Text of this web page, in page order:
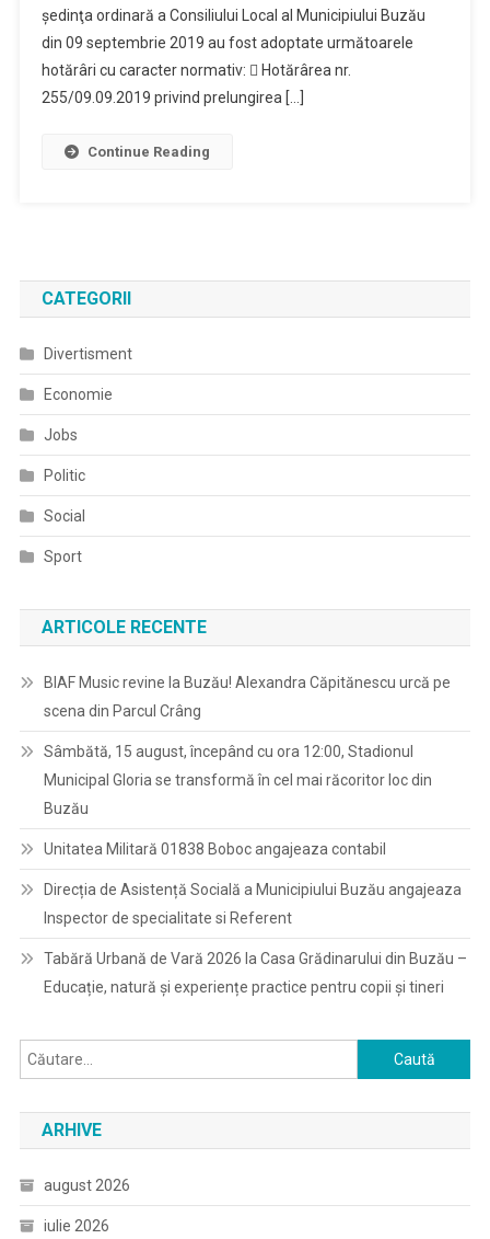
şedinţa ordinară a Consiliului Local al Municipiului Buzău
din 09 septembrie 2019 au fost adoptate următoarele
hotărâri cu caracter normativ:  Hotărârea nr.
255/09.09.2019 privind prelungirea […]
Continue Reading
CATEGORII
Divertisment
Economie
Jobs
Politic
Social
Sport
ARTICOLE RECENTE
BIAF Music revine la Buzău! Alexandra Căpitănescu urcă pe
scena din Parcul Crâng
Sâmbătă, 15 august, începând cu ora 12:00, Stadionul
Municipal Gloria se transformă în cel mai răcoritor loc din
Buzău
Unitatea Militară 01838 Boboc angajeaza contabil
Direcția de Asistență Socială a Municipiului Buzău angajeaza
Inspector de specialitate si Referent
Tabără Urbană de Vară 2026 la Casa Grădinarului din Buzău –
Educație, natură și experiențe practice pentru copii și tineri
Caută
după:
ARHIVE
august 2026
iulie 2026